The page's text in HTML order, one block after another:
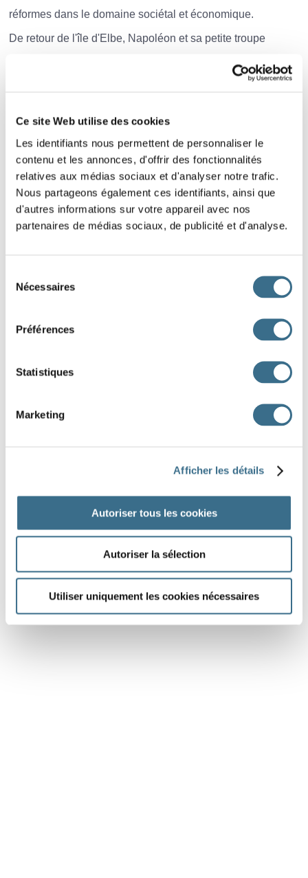
Ce site Web utilise des cookies
Les identifiants nous permettent de personnaliser le
contenu et les annonces, d'offrir des fonctionnalités
relatives aux médias sociaux et d'analyser notre trafic.
Nous partageons également ces identifiants, ainsi que
d'autres informations sur votre appareil avec nos
partenaires de médias sociaux, de publicité et d'analyse.
Nécessaires
Préférences
Statistiques
Marketing
Afficher les détails
Autoriser tous les cookies
Autoriser la sélection
Utiliser uniquement les cookies nécessaires
réformes dans le domaine sociétal et économique.
De retour de l'île d'Elbe, Napoléon et sa petite troupe
(écraser)l’armée turque.
En février 1799, Les troupes de Bonaparte
(se déplacer) pour affronter
l'armée ottomane.
Bonaparte le projet d'une invasion de l'Angleterre.
Beauharnais.
le traité de Lunéville le 9 février 1801.
hommes depuis 1792, dont la majorité pendant les guerres
napoléoniennes.
DONE!